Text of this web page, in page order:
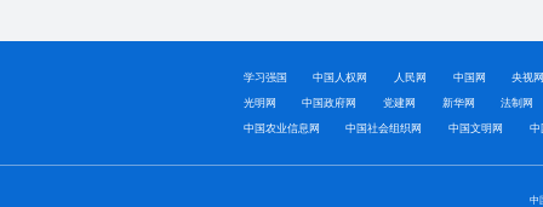
学习强国 中国人权网 人民网 中国网 央视
光明网 中国政府网 党建网 新华网 法制网
中国农业信息网 中国社会组织网 中国文明网 中
中